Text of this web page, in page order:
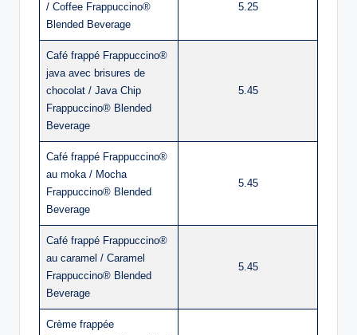
/ Coffee Frappuccino®
Blended Beverage
5.25
Café frappé Frappuccino®
java avec brisures de
chocolat / Java Chip
Frappuccino® Blended
Beverage
5.45
Café frappé Frappuccino®
au moka / Mocha
Frappuccino® Blended
Beverage
5.45
Café frappé Frappuccino®
au caramel / Caramel
Frappuccino® Blended
Beverage
5.45
Crème frappée